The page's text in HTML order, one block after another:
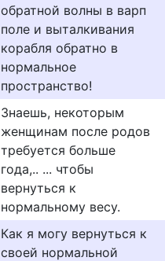
обратной волны в варп
поле и выталкивания
корабля обратно в
нормальное
пространство!
Знаешь, некоторым
женщинам после родов
требуется больше
года,.. ... чтобы
вернуться к
нормальному весу.
Как я могу вернуться к
своей нормальной